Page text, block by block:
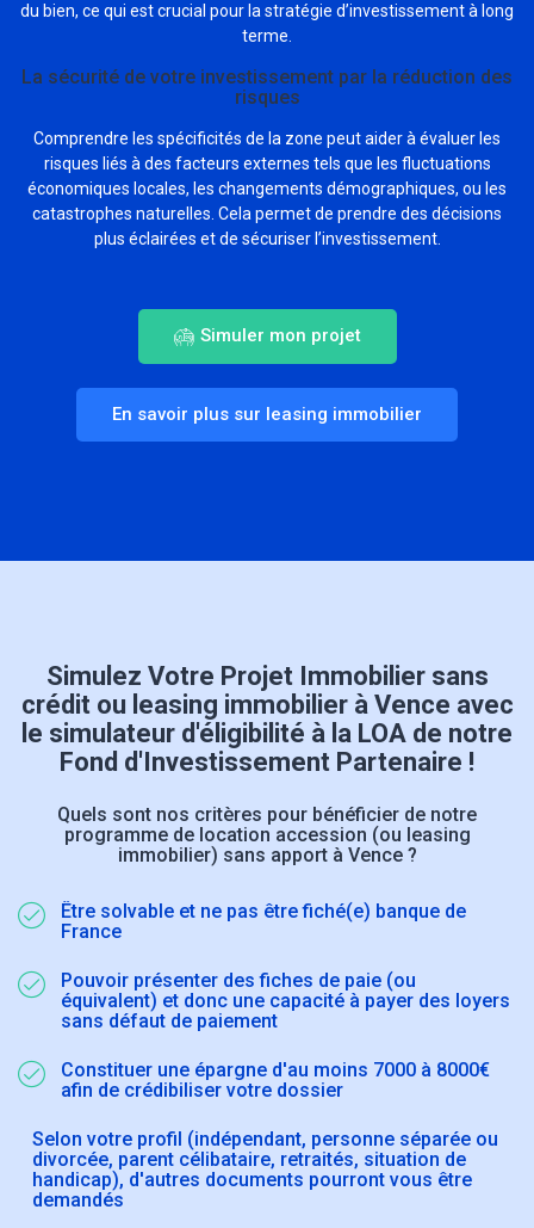
du bien, ce qui est crucial pour la stratégie d’investissement à long
terme.
La sécurité de votre investissement par la réduction des
risques
Comprendre les spécificités de la zone peut aider à évaluer les
risques liés à des facteurs externes tels que les fluctuations
économiques locales, les changements démographiques, ou les
catastrophes naturelles. Cela permet de prendre des décisions
plus éclairées et de sécuriser l’investissement.
Simuler mon projet
En savoir plus sur leasing immobilier
Simulez Votre Projet Immobilier sans
crédit ou leasing immobilier à Vence avec
le simulateur d'éligibilité à la LOA de notre
Fond d'Investissement Partenaire !
Quels sont nos critères pour bénéficier de notre
programme de location accession (ou leasing
immobilier) sans apport à Vence ?
Être solvable et ne pas être fiché(e) banque de
France
Pouvoir présenter des fiches de paie (ou
équivalent) et donc une capacité à payer des loyers
sans défaut de paiement
Constituer une épargne d'au moins 7000 à 8000€
afin de crédibiliser votre dossier
Selon votre profil (indépendant, personne séparée ou
divorcée, parent célibataire, retraités, situation de
handicap), d'autres documents pourront vous être
demandés